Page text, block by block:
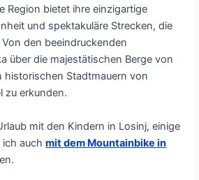
Region bietet ihre einzigartige
und spektakuläre Strecken, die
den beeindruckenden
über die majestätischen Berge von
historischen Stadtmauern von
zu erkunden.
mit den Kindern in Losinj, einige
ich auchmit dem Mountainbike in